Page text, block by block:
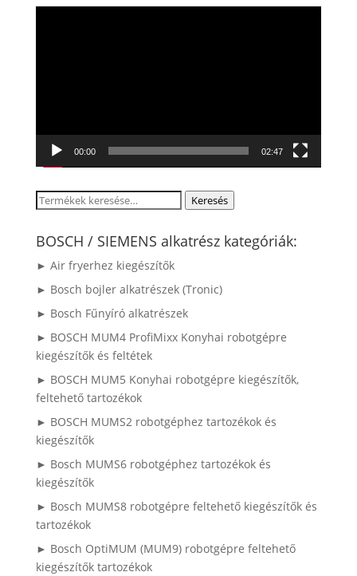
00:00 02:47
Keresés
következőre:
Keresés
BOSCH / SIEMENS alkatrész kategóriák:
► Air fryerhez kiegészítők
► Bosch bojler alkatrészek (Tronic)
► Bosch Fűnyíró alkatrészek
► BOSCH MUM4 ProfiMixx Konyhai robotgépre
kiegészítők és feltétek
► BOSCH MUM5 Konyhai robotgépre kiegészítők,
feltehető tartozékok
► BOSCH MUMS2 robotgéphez tartozékok és
kiegészítők
► Bosch MUMS6 robotgéphez tartozékok és
kiegészítők
► Bosch MUMS8 robotgépre feltehető kiegészítők és
tartozékok
► Bosch OptiMUM (MUM9) robotgépre feltehető
kiegészítők tartozékok